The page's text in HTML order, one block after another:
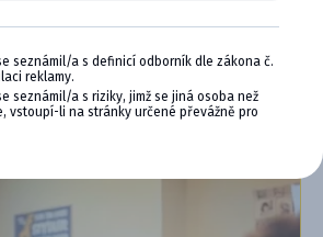
Chcem sa pripojiť
o programe PLUS
seznámil/a s definicí odborník dle zákona č.
reklamy.
seznámil/a s riziky, jimž se jiná osoba než
vstoupí-li na stránky určené převážně pro